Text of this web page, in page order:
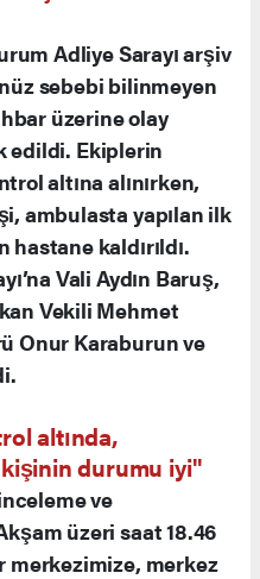
Adliye Sarayı arşiv
sebebi bilinmeyen
üzerine olay
edildi. Ekiplerin
altına alınırken,
ambulasta yapılan ilk
kaldırıldı.
Vali Aydın Baruş,
Vekili Mehmet
Onur Karaburun ve
altında,
durumu iyi"
ve
üzeri saat 18.46
merkezimize, merkez